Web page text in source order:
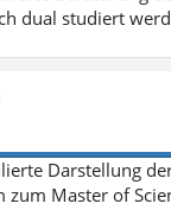
dual studiert
Darstellung
zum Master of